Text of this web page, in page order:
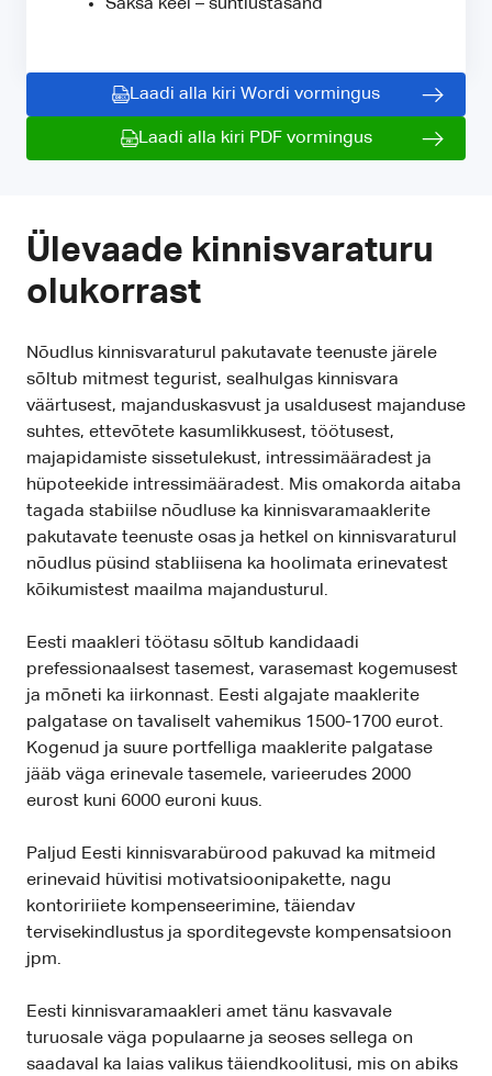
Saksa keel – suhtlustasand
Laadi alla kiri Wordi vormingus
Laadi alla kiri PDF vormingus
Ülevaade kinnisvaraturu
olukorrast
Nõudlus kinnisvaraturul pakutavate teenuste järele
sõltub mitmest tegurist, sealhulgas kinnisvara
väärtusest, majanduskasvust ja usaldusest majanduse
suhtes, ettevõtete kasumlikkusest, töötusest,
majapidamiste sissetulekust, intressimääradest ja
hüpoteekide intressimääradest. Mis omakorda aitaba
tagada stabiilse nõudluse ka kinnisvaramaaklerite
pakutavate teenuste osas ja hetkel on kinnisvaraturul
nõudlus püsind stabliisena ka hoolimata erinevatest
kõikumistest maailma majandusturul.
Eesti maakleri töötasu sõltub kandidaadi
prefessionaalsest tasemest, varasemast kogemusest
ja mõneti ka iirkonnast. Eesti algajate maaklerite
palgatase on tavaliselt vahemikus 1500-1700 eurot.
Kogenud ja suure portfelliga maaklerite palgatase
jääb väga erinevale tasemele, varieerudes 2000
eurost kuni 6000 euroni kuus.
Paljud Eesti kinnisvarabürood pakuvad ka mitmeid
erinevaid hüvitisi motivatsioonipakette, nagu
kontoririiete kompenseerimine, täiendav
tervisekindlustus ja sporditegevste kompensatsioon
jpm.
Eesti kinnisvaramaakleri amet tänu kasvavale
turuosale väga populaarne ja seoses sellega on
saadaval ka laias valikus täiendkoolitusi, mis on abiks